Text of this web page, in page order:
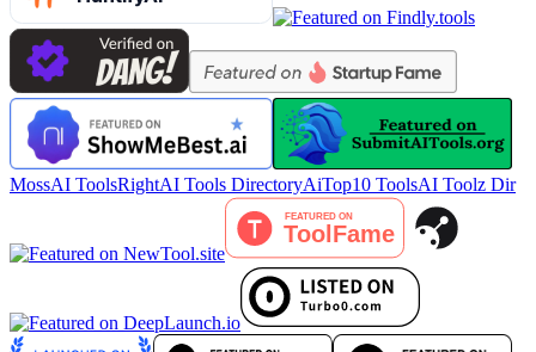
MossAI ToolsRightAI Tools DirectoryAiTop10 ToolsAI Toolz Dir